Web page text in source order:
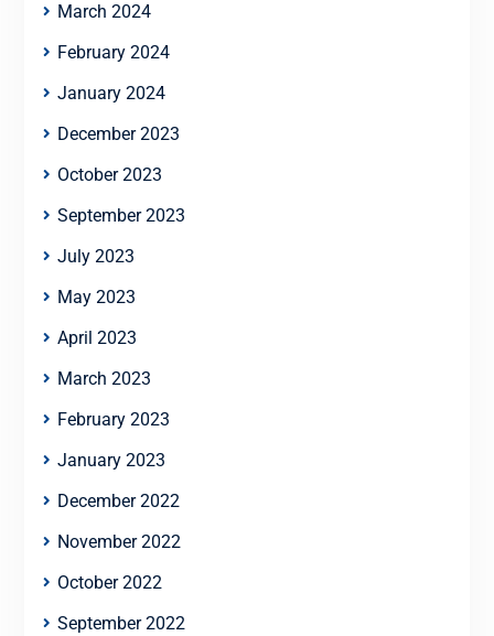
March 2024
February 2024
January 2024
December 2023
October 2023
September 2023
July 2023
May 2023
April 2023
March 2023
February 2023
January 2023
December 2022
November 2022
October 2022
September 2022